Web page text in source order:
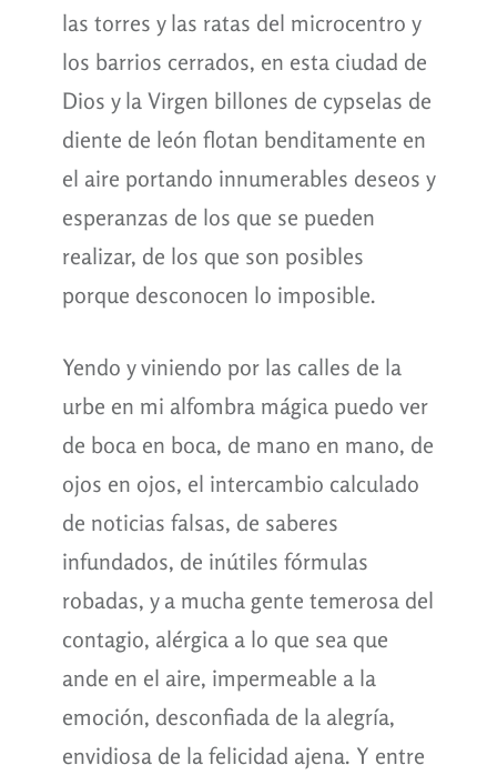
las torres y las ratas del microcentro y
los barrios cerrados, en esta ciudad de
Dios y la Virgen billones de cypselas de
diente de león flotan benditamente en
el aire portando innumerables deseos y
esperanzas de los que se pueden
realizar, de los que son posibles
porque desconocen lo imposible.
Yendo y viniendo por las calles de la
urbe en mi alfombra mágica puedo ver
de boca en boca, de mano en mano, de
ojos en ojos, el intercambio calculado
de noticias falsas, de saberes
infundados, de inútiles fórmulas
robadas, y a mucha gente temerosa del
contagio, alérgica a lo que sea que
ande en el aire, impermeable a la
emoción, desconfiada de la alegría,
envidiosa de la felicidad ajena. Y entre